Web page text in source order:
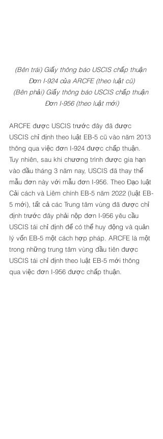
(Bên trái) Giấy thông báo USCIS chấp thuận
Đơn I-924 của ARCFE (theo luật cũ)
(Bên phải) Giấy thông báo USCIS chấp thuận
Đơn I-956 (theo luật mới)
ARCFE được USCIS trước đây đã được
USCIS chỉ định theo luật EB-5 cũ vào năm 2013
thông qua việc đơn I-924 được chấp thuận.
Tuy nhiên, sau khi chương trình được gia hạn
vào đầu tháng 3 năm nay, USCIS đã thay thế
mẫu đơn này với mẫu đơn I-956. Theo Đạo luật
Cải cách và Liêm chính EB-5 năm 2022 (luật EB-
5 mới), tất cả các Trung tâm vùng đã được chỉ
định trước đây phải nộp đơn I-956 yêu cầu
USCIS tái chỉ định để có thể huy động và quản
lý vốn EB-5 một cách hợp pháp. ARCFE là một
trong những trung tâm vùng đầu tiên được
USCIS tái chỉ định theo luật EB-5 mới thông
qua việc đơn I-956 được chấp thuận.